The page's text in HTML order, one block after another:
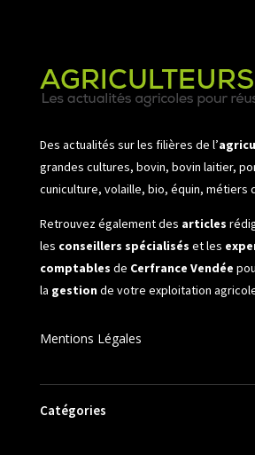
Des actualités sur les filières de l’
grandes cultures, bovin, bovin laitier,
cuniculture, volaille, bio, équin, métiers
Retrouvez également des articles
les conseillers spécialisés et les
comptables de Cerfrance Vendée
la gestionde votre exploitation
Mentions Légales
Catégories